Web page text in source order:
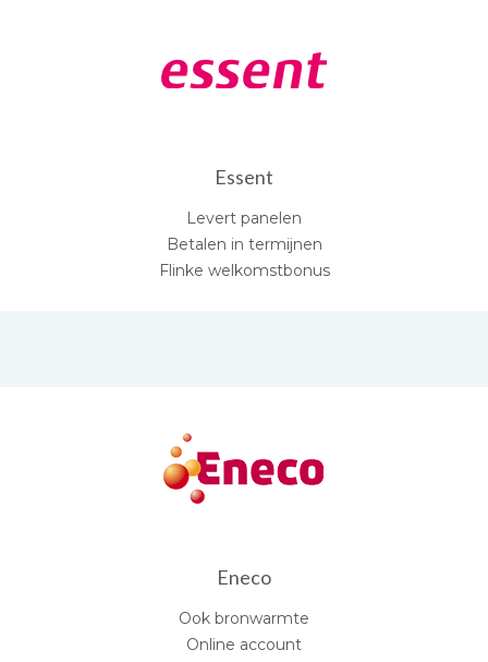
Essent
Levert panelen
Betalen in termijnen
Flinke welkomstbonus
Eneco
Ook bronwarmte
Online account